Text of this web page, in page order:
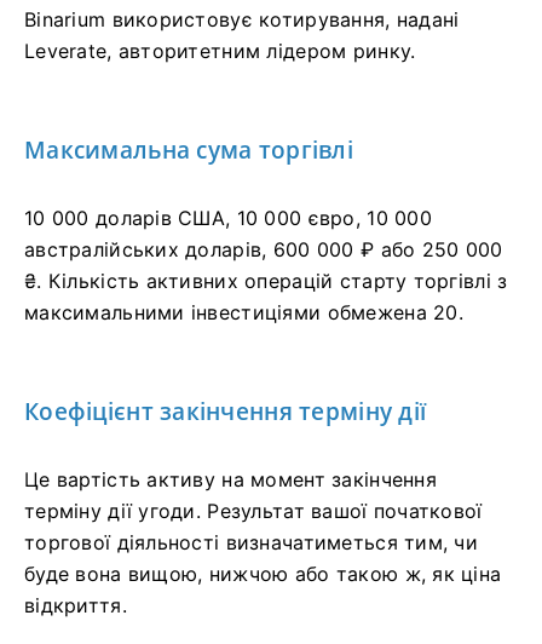
Binarium використовує котирування, надані
Leverate, авторитетним лідером ринку.
Максимальна сума торгівлі
10 000 доларів США, 10 000 євро, 10 000
австралійських доларів, 600 000 ₽ або 250 000
₴. Кількість активних операцій старту торгівлі з
максимальними інвестиціями обмежена 20.
Коефіцієнт закінчення терміну дії
Це вартість активу на момент закінчення
терміну дії угоди. Результат вашої початкової
торгової діяльності визначатиметься тим, чи
буде вона вищою, нижчою або такою ж, як ціна
відкриття.